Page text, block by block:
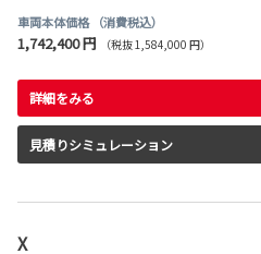
車両本体価格 （消費税込）
1,742,400 円 （税抜 1,584,000 円）
詳細をみる
見積りシミュレーション
X